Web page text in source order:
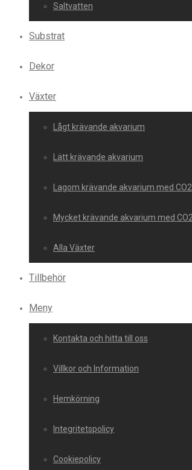
Saltvatten
Substrat
Dekor
Växter
Lågt krävande akvarium
Lätt krävande akvarium
Lagom krävande akvarium med CO2
Mycket krävande akvarium med CO2
Alla Växter
Tillbehör
Meny
Kontakta och hitta till oss
Villkor och Information
Hemkörning
Integritetspolicy
Cookiepolicy